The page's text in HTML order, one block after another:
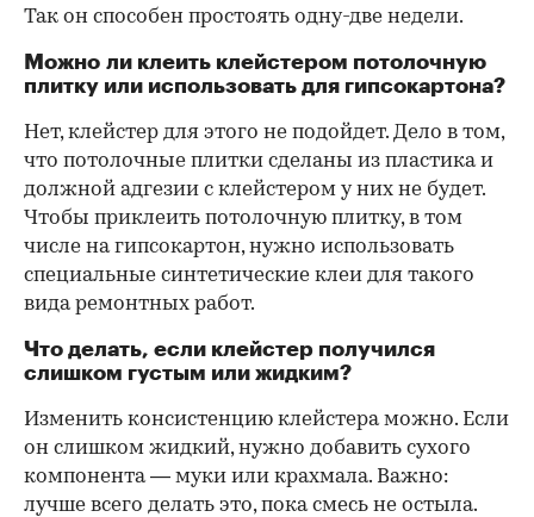
Так он способен простоять одну-две недели.
Можно ли клеить клейстером потолочную
плитку или использовать для гипсокартона?
Нет, клейстер для этого не подойдет. Дело в том,
что потолочные плитки сделаны из пластика и
должной адгезии с клейстером у них не будет.
Чтобы приклеить потолочную плитку, в том
числе на гипсокартон, нужно использовать
специальные синтетические клеи для такого
вида ремонтных работ.
Что делать, если клейстер получился
слишком густым или жидким?
Изменить консистенцию клейстера можно. Если
он слишком жидкий, нужно добавить сухого
компонента — муки или крахмала. Важно:
лучше всего делать это, пока смесь не остыла.